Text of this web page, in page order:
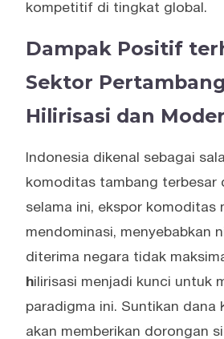
kompetitif di tingkat global.
Dampak Positif
Sektor
Hilirisasi dan
Indonesia dikenal sebagai
komoditas tambang terbesar
selama ini, ekspor komoditas
mendominasi, menyebabkan
diterima negara tidak
hilirisasi menjadi kunci untuk
paradigma ini. Suntikan dana
akan memberikan dorongan